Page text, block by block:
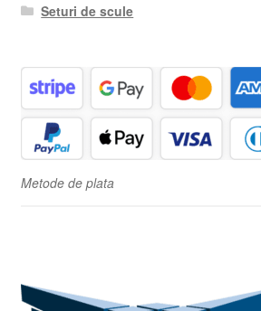
Seturi de scule
Metode de plata